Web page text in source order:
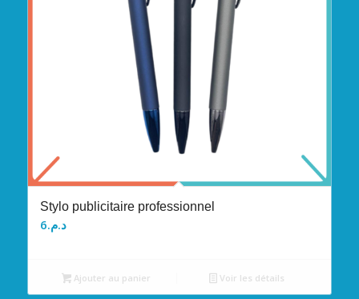
Stylo publicitaire professionnel
د.م.6
Ajouter au panier Voir les détails